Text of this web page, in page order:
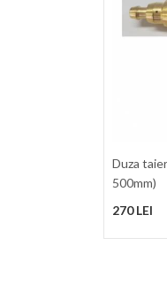
Duza
500mm)
270 LEI